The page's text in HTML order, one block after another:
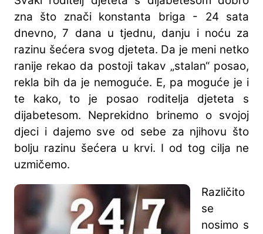
zna što znači konstanta briga - 24 sata
dnevno, 7 dana u tjednu, danju i noću za
razinu šećera svog djeteta. Da je meni netko
ranije rekao da postoji takav „stalan“ posao,
rekla bih da je nemoguće. E, pa moguće je i
te kako, to je posao roditelja djeteta s
dijabetesom. Neprekidno brinemo o svojoj
djeci i dajemo sve od sebe za njihovu što
bolju razinu šećera u krvi. I od tog cilja ne
uzmičemo.
Različito
se
nosimo s